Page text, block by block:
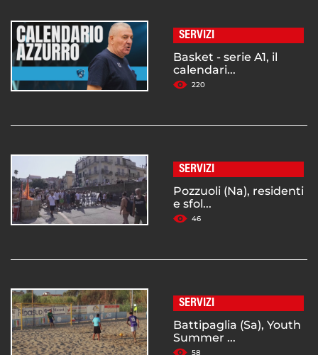
SERVIZI
Basket - serie A1, il
calendari...
220
SERVIZI
Pozzuoli (Na), residenti
e sfol...
46
SERVIZI
Battipaglia (Sa), Youth
Summer ...
58